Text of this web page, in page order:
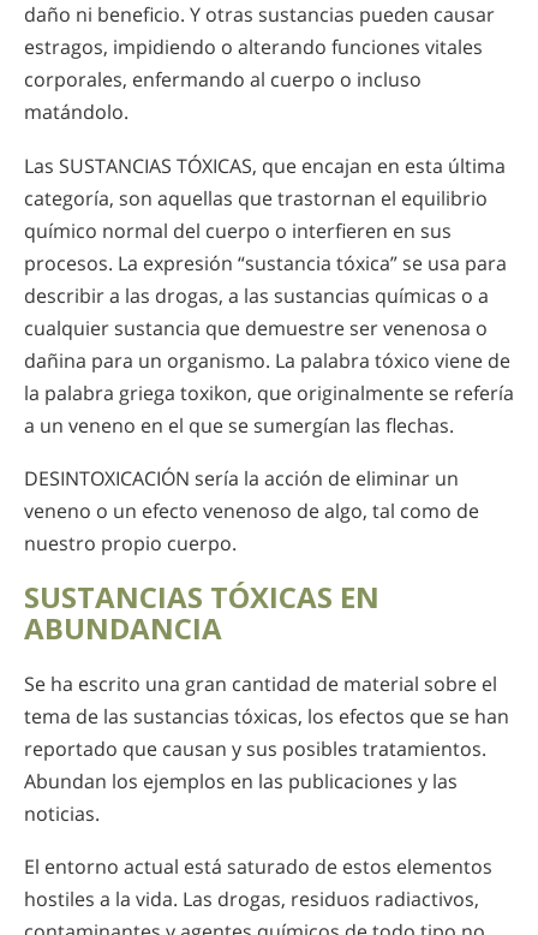
daño ni beneficio. Y otras sustancias pueden causar
estragos, impidiendo o alterando funciones vitales
corporales, enfermando al cuerpo o incluso
matándolo.
Las SUSTANCIAS TÓXICAS, que encajan en esta última
categoría, son aquellas que trastornan el equilibrio
químico normal del cuerpo o interfieren en sus
procesos. La expresión “sustancia tóxica” se usa para
describir a las drogas, a las sustancias químicas o a
cualquier sustancia que demuestre ser venenosa o
dañina para un organismo. La palabra tóxico viene de
la palabra griega toxikon, que originalmente se refería
a un veneno en el que se sumergían las flechas.
DESINTOXICACIÓN sería la acción de eliminar un
veneno o un efecto venenoso de algo, tal como de
nuestro propio cuerpo.
SUSTANCIAS TÓXICAS EN
ABUNDANCIA
Se ha escrito una gran cantidad de material sobre el
tema de las sustancias tóxicas, los efectos que se han
reportado que causan y sus posibles tratamientos.
Abundan los ejemplos en las publicaciones y las
noticias.
El entorno actual está saturado de estos elementos
hostiles a la vida. Las drogas, residuos radiactivos,